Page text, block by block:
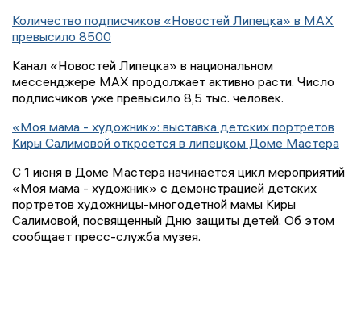
Количество подписчиков «Новостей Липецка» в MAX
превысило 8500
Канал «Новостей Липецка» в национальном
мессенджере MAX продолжает активно расти. Число
подписчиков уже превысило 8,5 тыс. человек.
«Моя мама - художник»: выставка детских портретов
Киры Салимовой откроется в липецком Доме Мастера
С 1 июня в Доме Мастера начинается цикл мероприятий
«Моя мама - художник» с демонстрацией детских
портретов художницы-многодетной мамы Киры
Салимовой, посвященный Дню защиты детей. Об этом
сообщает пресс-служба музея.